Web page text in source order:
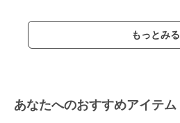
もっとみる
あなたへのおすすめアイテム